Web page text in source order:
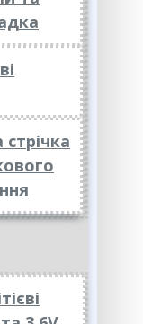
стрічка